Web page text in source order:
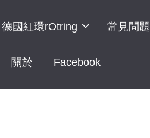
德國紅環rOtring 常見問題
關於 Facebook